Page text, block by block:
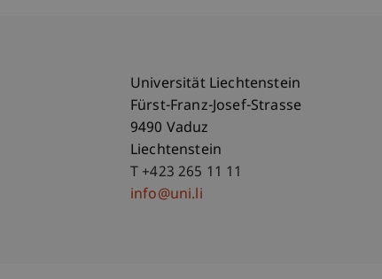
Universität Liechtenstein
Fürst-Franz-Josef-Strasse
9490 Vaduz
Liechtenstein
T +423 265 11 11
info@uni.li